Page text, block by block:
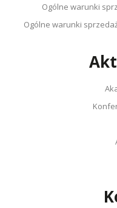
Ogólne warunki
Ogólne warunki